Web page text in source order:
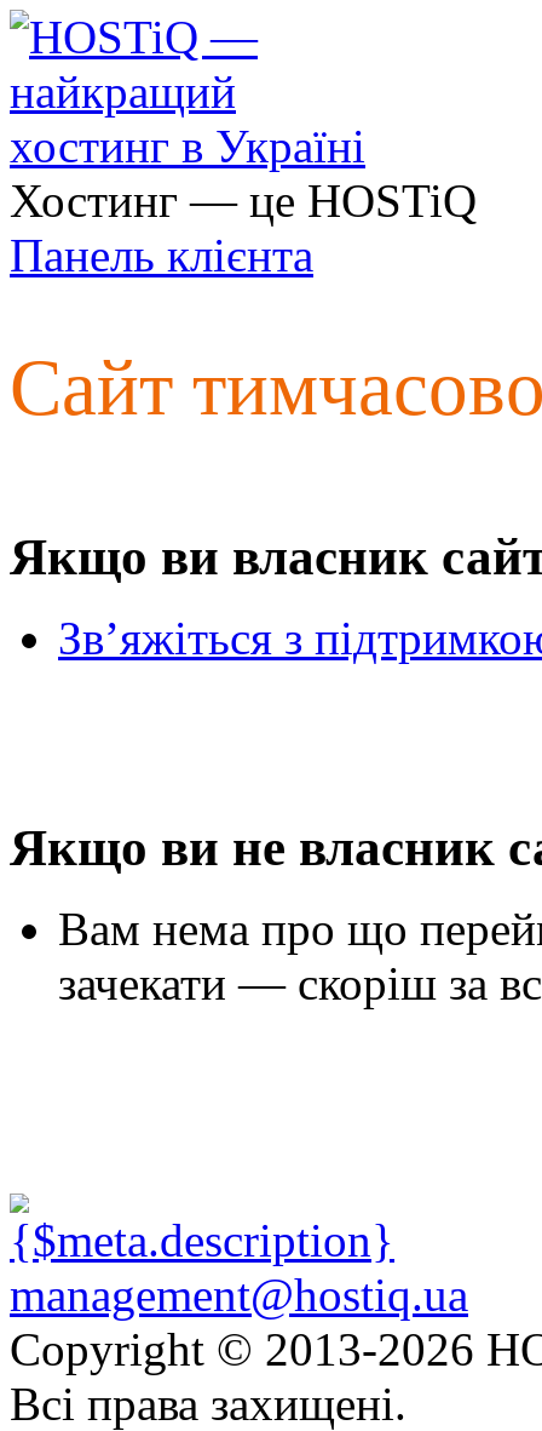
Хостинг — це HOSTiQ
Панель клієнта
Сайт
Якщо ви власник
Зв’яжіться з
Якщо ви не власник
Вам нема про що
зачекати — скоріш за
management@hostiq.ua
Copyright © 2013-2026
Всі права захищені.